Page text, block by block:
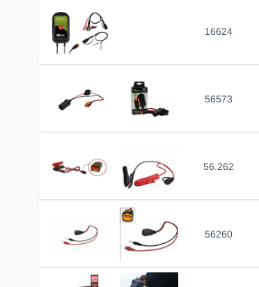
16624
56573
56.262
56260